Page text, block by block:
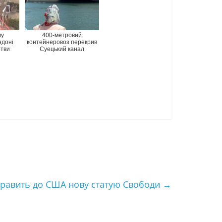
400-метровий
контейнеровоз перекрив
Суецький канал
до США нову статую Свободи →